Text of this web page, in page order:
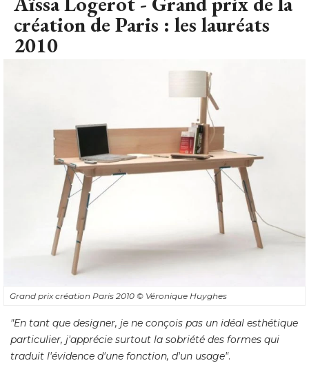
création de Paris : les lauréats
2010
Grand prix création Paris 2010 © Véronique Huyghes
"En tant que designer, je ne conçois pas un idéal esthétique
particulier, j'apprécie surtout la sobriété des formes qui
traduit l'évidence d'une fonction, d'un usage".